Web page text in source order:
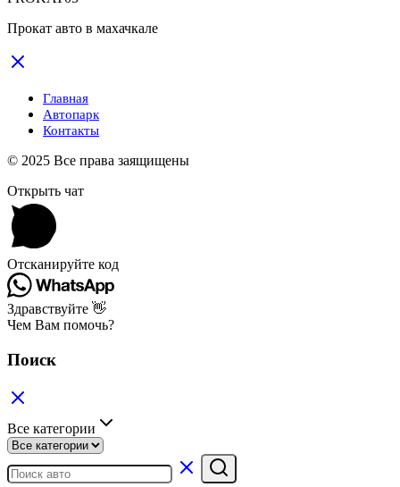
Прокат авто в махачкале
Главная
Автопарк
Контакты
© 2025 Все права заящищены
Открыть чат
Отсканируйте код
Здравствуйте 👋
Чем Вам помочь?
Поиск
Все категории